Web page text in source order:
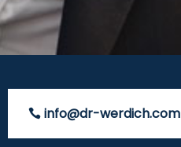
info@dr-werdich.com